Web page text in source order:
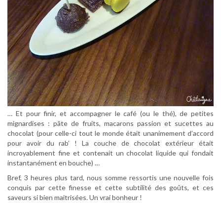
… Et pour finir, et accompagner le café (ou le thé), de petites
mignardises : pâte de fruits, macarons passion et sucettes au
chocolat (pour celle-ci tout le monde était unanimement d’accord
pour avoir du rab’ ! La couche de chocolat extérieur était
incroyablement fine et contenait un chocolat liquide qui fondait
instantanément en bouche) …
Bref, 3 heures plus tard, nous somme ressortis une nouvelle fois
conquis par cette finesse et cette subtilité des goûts, et ces
saveurs si bien maitrisées. Un vrai bonheur !